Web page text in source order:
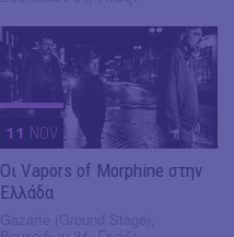
11 NOV
Οι Vapors of Morphine στην
Ελλάδα